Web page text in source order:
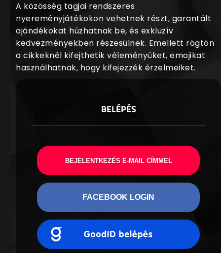
A közösség tagjai rendszeres
nyereményjátékokon vehetnek részt, garantált
ajándékokat húzhatnak be, és exkluzív
kedvezményekben részesülnek. Emellett rögtön
a cikkeknél kifejthetik véleményüket, emojikat
használhatnak, hogy kifejezzék érzelmeiket.
BELÉPÉS
BEJELENTKEZÉS E-MAIL CÍMMEL
FACEBOOK LOGIN